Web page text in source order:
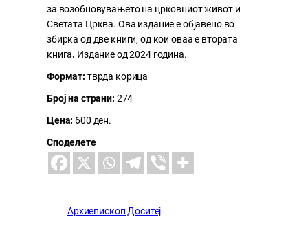
за возобновувањето на црковниот живот и
Светата Црква. Ова издание е објавено во
збирка од две книги, од кои оваа е втората
книга. Издание од 2024 година.
Формат: тврда корица
Број на страни: 274
Цена: 600 ден.
Споделете
Архиепископ Доситеј